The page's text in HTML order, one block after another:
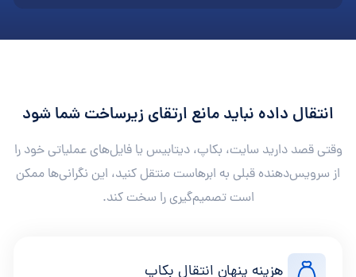
انتقال داده نباید مانع ارتقای زیرساخت شما شود
وقتی قصد دارید سایت، بکاپ، دیتابیس یا فایل‌های عملیاتی خود را
از سرویس‌دهنده قبلی به ابرهاست منتقل کنید، این نگرانی‌ها ممکن
است تصمیم‌گیری را سخت کند.
هزینه پنهان انتقال بکاپ